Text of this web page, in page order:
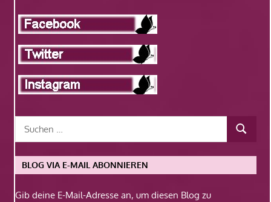
BLOG VIA E-MAIL ABONNIEREN
Gib deine E-Mail-Adresse an, um diesen Blog zu